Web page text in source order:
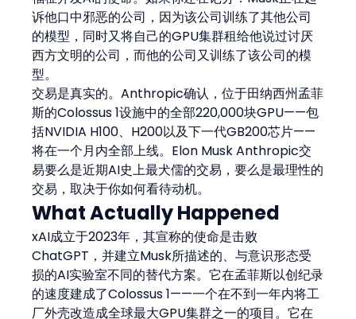
诉他口中邪恶的公司，因为该公司训练了其他公司
的模型，同时又将自己的GPU集群租给他说过讨厌
西方文明的公司，而他的公司又训练了该公司的模
型。
交易是真实的。Anthropic确认，位于田纳西州孟菲
斯的Colossus 1设施中的全部220,000块GPU——包
括NVIDIA H100、H200以及下一代GB200芯片——
将在一个月内全部上线。Elon Musk Anthropic交
易要么是近期AI史上最犬儒的交易，要么是最理性的
交易，取决于你如何看待动机。
What Actually Happened
xAI成立于2023年，其宣称的使命是击败
ChatGPT，并建立Musk所描述的、与意识形态受
损的AI实验室不同的替代方案。它在孟菲斯以创纪录
的速度建成了Colossus 1——一个在不到一年内将工
厂外壳改造成全球最大GPU集群之一的项目。它在